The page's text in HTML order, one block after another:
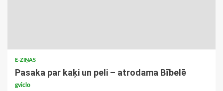
E-ZIŅAS
Pasaka par kaķi un peli – atrodama Bībelē
gviclo